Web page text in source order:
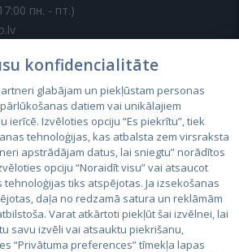
пн. - пт.)
konfidencialitāte
glabājam un piekļūstam personas
datiem vai unikālajiem
ierīcē. Izvēloties opciju “Es piekrītu”, tiek
tehnoloģijas, kas atbalsta zem virsraksta
apstrādājam datus, lai sniegtu” norādītos
opciju “Noraidīt visu” vai atsaucot
tehnoloģijas tiks atspējotas. Ja izsekošanas
daļa no redzamā satura un reklāmām
Varat atkārtoti piekļūt šai izvēlnei, lai
savu izvēli vai atsauktu piekrišanu,
“Privātuma preferences” tīmekļa lapas